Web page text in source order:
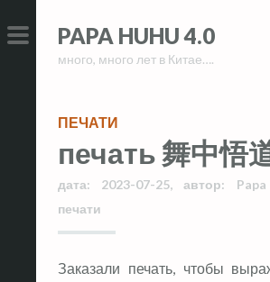
to
PRIMARY
to
PAPA HUHU 4.0
много, много лет в Китае….
ПЕЧАТИ
печать 舞中悟
дата: 2023-07-25, автор:
печати
Заказали печать, чтобы выражала концепцию